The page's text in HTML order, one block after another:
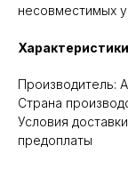
несовместимых
Производитель:
Cтрана
Условия
предоплаты